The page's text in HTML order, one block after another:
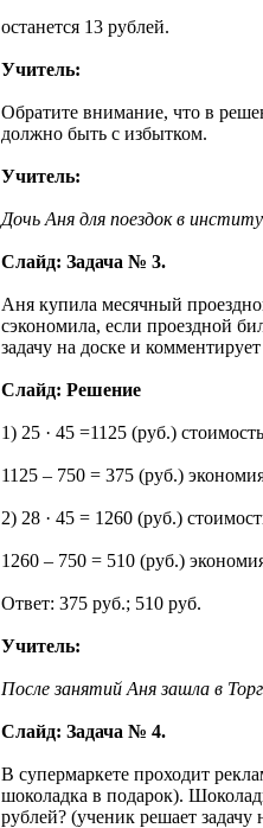
останется 13 рублей.
Учитель:
Обратите внимание, что в
должно быть с избытком.
Учитель:
Дочь Аня для поездок в
Слайд: Задача № 3.
Аня купила месячный
сэкономила, если проездной
задачу на доске и
Слайд: Решение
1) 25 · 45 =1125 (руб.)
1125 – 750 = 375 (руб.)
2) 28 · 45 = 1260 (руб.)
1260 – 750 = 510 (руб.)
Ответ: 375 руб.; 510 руб.
Учитель:
После занятий Аня зашла в
Слайд: Задача № 4.
В супермаркете проходит
шоколадка в подарок).
рублей? (ученик решает